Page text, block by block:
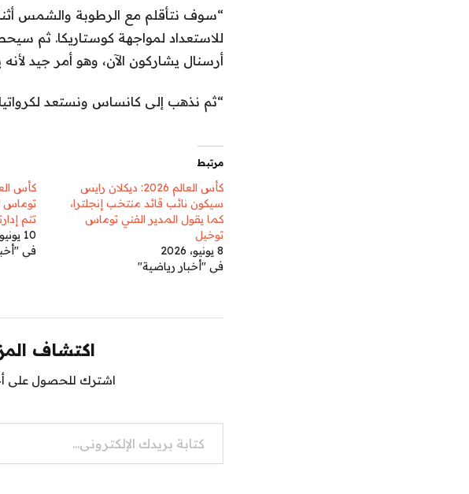
“سوف نتأقلم مع الرطوبة والشمس
للاستعداد لمواجهة كوستاريكا. ثم
أرسنال يشاركون الآن، وهو أمر جيد
“ثم نذهب إلى كانساس ونستعد
مرتبط
كأس العالم 2026: ديكلان رايس
سيكون نائب قائد منتخب إنجلترا،
كما يقول المدير الفني توماس
توخيل
8 يونيو، 2026
في "أخبار رياضية"
توماس
تتم
10 يونيو، 2026
في
اكتشاف
اشترك للحصول على
كتابة بريدك الإلكتروني...